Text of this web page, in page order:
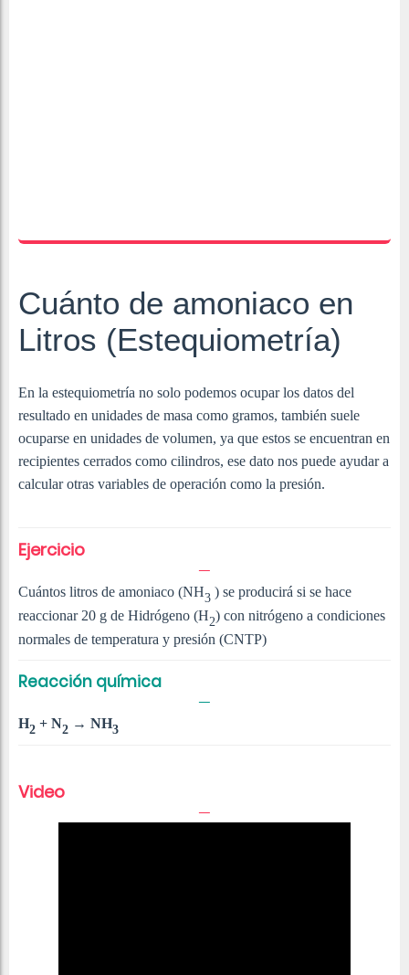
Cuánto de amoniaco en
Litros (Estequiometría)
En la estequiometría no solo podemos ocupar los datos del
resultado en unidades de masa como gramos, también suele
ocuparse en unidades de volumen, ya que estos se encuentran en
recipientes cerrados como cilindros, ese dato nos puede ayudar a
calcular otras variables de operación como la presión.
Ejercicio
Cuántos litros de amoniaco (NH3 ) se producirá si se hace
reaccionar 20 g de Hidrógeno (H2) con nitrógeno a condiciones
normales de temperatura y presión (CNTP)
Reacción química
H2 + N2 → NH3
Video